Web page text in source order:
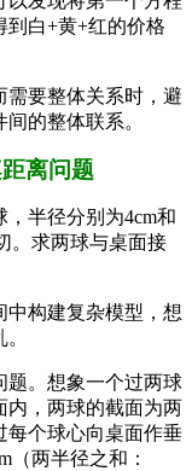
到白+黄+红的价格
需要整体关系时，避
的整体联系。
离问题
半径分别为4cm和
。求两球与桌面接
中构建复杂模型，想
题。想象一个过两球
内，两球的截面为两
每个球心向桌面作垂
（两半径之和：